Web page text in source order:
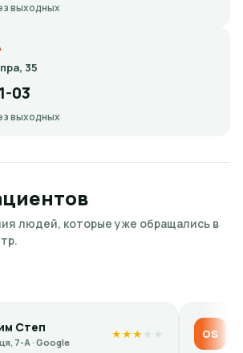
выходных
35
03
выходных
людей, которые уже обращались в
★ OS Olga
Кошиця, 7-